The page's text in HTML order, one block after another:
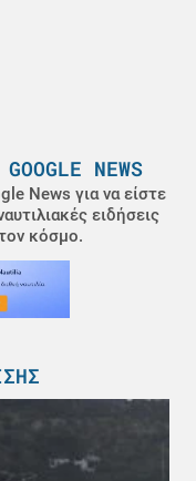
NEWS
News για να είστε
ειδήσεις
κόσμο.